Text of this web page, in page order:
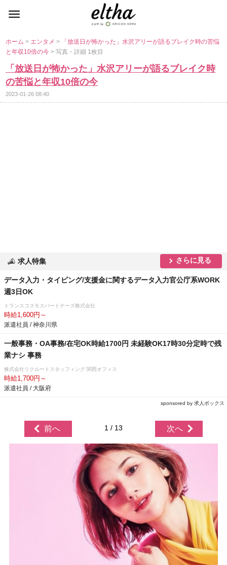
ホーム> エンタメ>
「放送日が怖かった」水沢アリーが語るブレイク時の苦悩
と年収10倍の今> 写真・詳細 1枚目
「放送日が怖かった」水沢アリーが語るブレイク時
の苦悩と年収10倍の今
2023-01-26 08:40
求人特集 さらに見る
データ入力・タイピング/支援金に関するデータ入力官公庁系WORK
週3日OK
トランスコスモスパートナーズ株式会社
時給1,600円～
派遣社員 / 神奈川県
一般事務・OA事務/在宅OK時給1700円 未経験OK17時30分定時で残
業ナシ 事務
株式会社リクルートスタッフィング 関西オフィス
時給1,700円～
派遣社員 / 大阪府
sponsored by 求人ボックス
前へ 1 / 13 次へ